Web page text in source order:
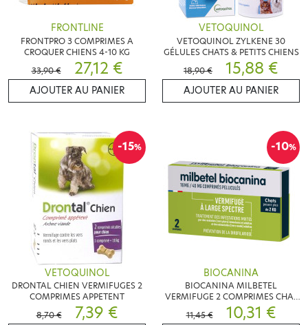
FRONTLINE
FRONTPRO 3 COMPRIMES A
CROQUER CHIENS 4-10 KG
33,90 €
27,12 €
AJOUTER AU PANIER
VETOQUINOL
VETOQUINOL ZYLKENE 30
GÉLULES CHATS & PETITS CHIENS
18,90 €
15,88 €
AJOUTER AU PANIER
-15%
VETOQUINOL
DRONTAL CHIEN VERMIFUGES 2
COMPRIMES APPETENT
8,70 €
7,39 €
-10%
BIOCANINA
BIOCANINA MILBETEL
VERMIFUGE 2 COMPRIMES CHAT
+2KG
11,45 € 10,31 €